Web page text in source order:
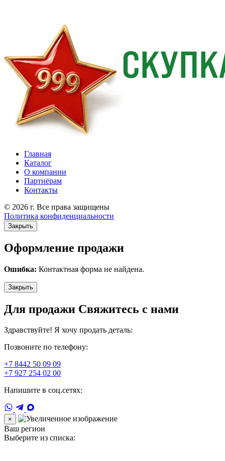
Главная
Каталог
О компании
Партнёрам
Контакты
© 2026 г. Все права защищены
Политика конфиденциальности
Закрыть
Оформление продажи
Ошибка: Контактная форма не найдена.
Закрыть
Для продажи Свяжитесь с нами
Здравствуйте! Я хочу продать деталь:
Позвоните по телефону:
+7 8442 50 09 09
+7 927 254 02 00
Напишите в соц.сетях:
×
Ваш регион
Выберите из списка: